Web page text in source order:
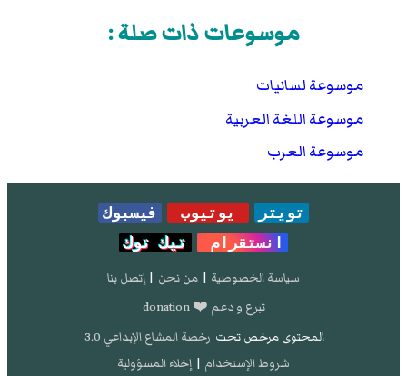
موسوعات ذات صلة :
موسوعة لسانيات
موسوعة اللغة العربية
موسوعة العرب
تويتر يوتيوب
فيسبوك
انستقرام
تيك توك
سياسة الخصوصية | من نحن | إتصل بنا
تبرع و دعم ❤️ donation
المحتوى مرخص تحت رخصة المشاع الإبداعي 3.0
شروط الإستخدام | إخلاء المسؤولية